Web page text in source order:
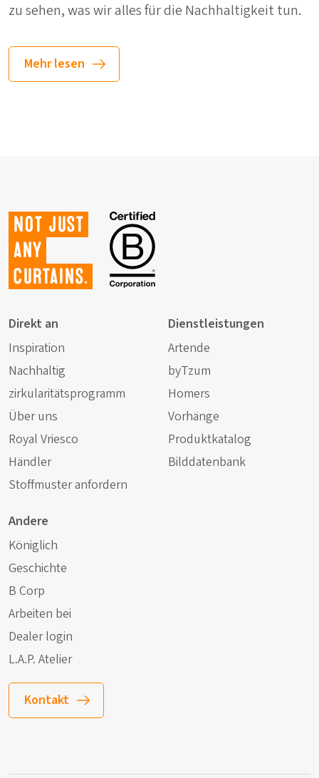
zu sehen, was wir alles für die Nachhaltigkeit tun.
Mehr lesen
Not just
any
curtains.
Direkt an
Inspiration
Nachhaltig
zirkularitätsprogramm
Über uns
Royal Vriesco
Händler
Stoffmuster anfordern
Dienstleistungen
Artende
byTzum
Homers
Vorhänge
Produktkatalog
Bilddatenbank
Andere
Königlich
Geschichte
B Corp
Arbeiten bei
Dealer login
L.A.P. Atelier
Kontakt